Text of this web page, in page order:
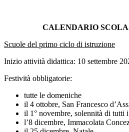
CALENDARIO
Scuole del primo ciclo di istruzione
Inizio attività didattica: 10 settembre
Festività obbligatorie:
tutte le domeniche
il 4 ottobre, San Francesco
il 1° novembre, solennità di tutti
l’8 dicembre, Immacolata